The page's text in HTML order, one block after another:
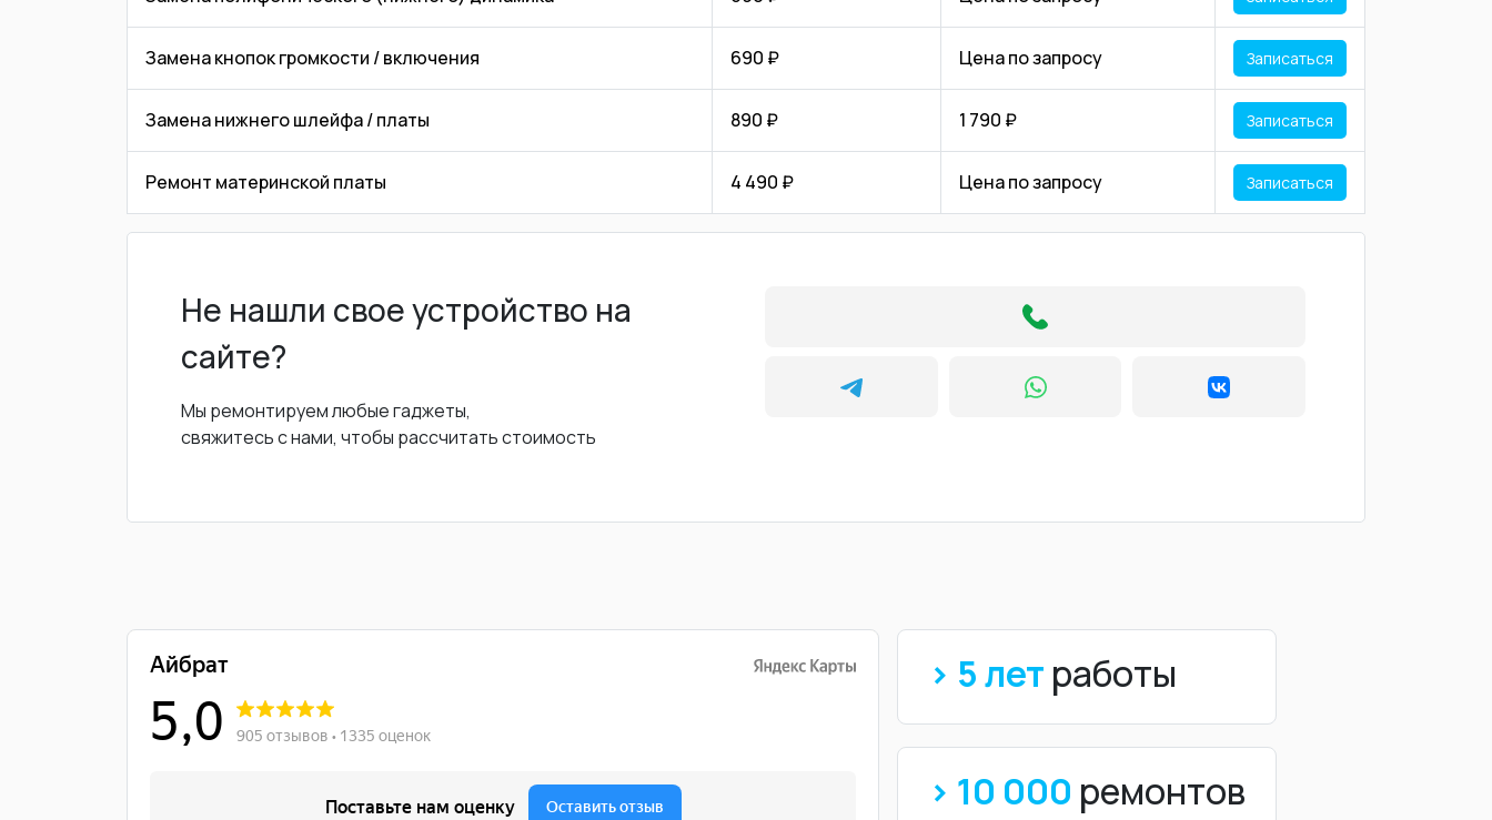
Замена кнопок громкости / включения 690 ₽ Цена по запросу Записаться
Замена нижнего шлейфа / платы 890 ₽ 1 790 ₽ Записаться
Ремонт материнской платы 4 490 ₽ Цена по запросу Записаться
Не нашли свое устройство на
сайте?
Мы ремонтируем любые гаджеты,
свяжитесь с нами, чтобы рассчитать стоимость
> 5 лет работы
> 10 000 ремонтов